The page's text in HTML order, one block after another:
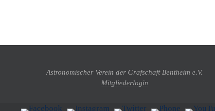
Astronomischer Verein der Grafschaft Bentheim e.V.
Mitgliederlogin